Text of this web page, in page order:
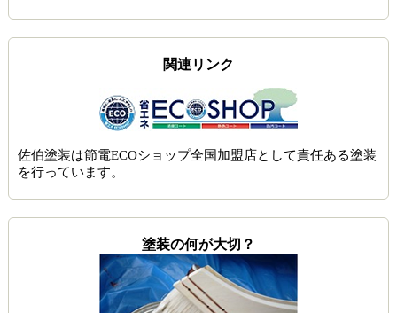
関連リンク
佐伯塗装は節電ECOショップ全国加盟店として責任ある塗装
を行っています。
塗装の何が大切？